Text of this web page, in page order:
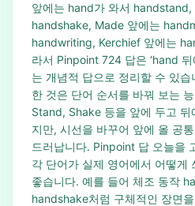
앞에는 hand가 와서 handstand,
handshake, Made 앞에는
handwriting, Kerchief 앞에는
라서 Pinpoint 724 답은 ‘hand
는 개념적 답으로 정리할 수 있
한 것은 단어 순서를 바꿔 보는
Stand, Shake 등을 앞에 두고
지만, 시선을 바꾸어 앞에 올 공
드러납니다. Pinpoint 답 오늘을
각 단어가 실제 영어에서 어떻게
좋습니다. 예를 들어 체조 동작
handshake처럼 구체적인 장면